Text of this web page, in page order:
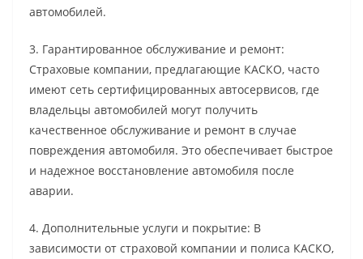
автомобилей.
3. Гарантированное обслуживание и ремонт:
Страховые компании, предлагающие КАСКО, часто
имеют сеть сертифицированных автосервисов, где
владельцы автомобилей могут получить
качественное обслуживание и ремонт в случае
повреждения автомобиля. Это обеспечивает быстрое
и надежное восстановление автомобиля после
аварии.
4. Дополнительные услуги и покрытие: В
зависимости от страховой компании и полиса КАСКО,